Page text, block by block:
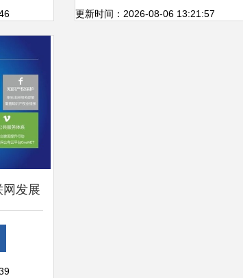
科技型中小企业腾飞
更新时间：2026-08-06 13:21:57
网发展
发引